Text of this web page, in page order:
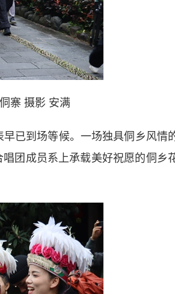
寨 摄影 安满
已到场等候。一场独具侗乡风情
团成员系上承载美好祝愿的侗乡